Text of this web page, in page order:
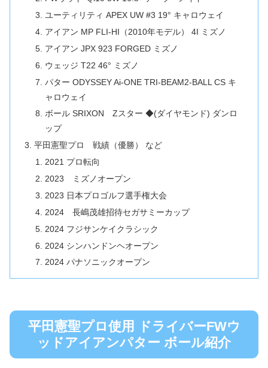
ユーティリティ APEX UW #3 19° キャロウェイ
アイアン MP FLI-HI（2010年モデル） 4I ミズノ
アイアン JPX 923 FORGED ミズノ
ウェッジ T22 46° ミズノ
パター ODYSSEY Ai-ONE TRI-BEAM2-BALL CS キ
ャロウェイ
ボール SRIXON Zスター ◆(ダイヤモンド) ダンロ
ップ
平田憲聖プロ 戦績（優勝） など
2021 プロ転向
2023 ミズノオープン
2023 日本プロゴルフ選手権大会
2024 長嶋茂雄招待セガサミーカップ
2024 フジサンケイクラシック
2024 シンハンドンヘオープン
2024 パナソニックオープン
平田憲聖プロ使用 ドライバーFWウ
ッドアイアンパター ボール紹介